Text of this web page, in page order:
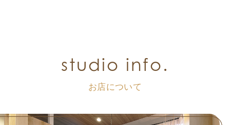
studio info.
お店について